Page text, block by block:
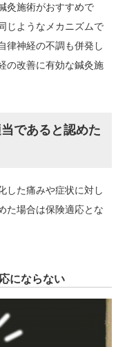
灸施術がおすすめで
じようなメカニズムで
律神経の不調も併発し
の改善に有効な鍼灸施
であると認めた
した痛みや症状に対し
た場合は保険適応とな
にならない